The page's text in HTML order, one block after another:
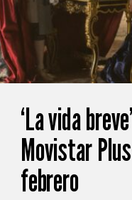
‘La vida
Movistar
febrero